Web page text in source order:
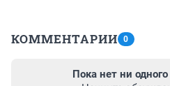
КОММЕНТАРИИ 0
Пока нет ни